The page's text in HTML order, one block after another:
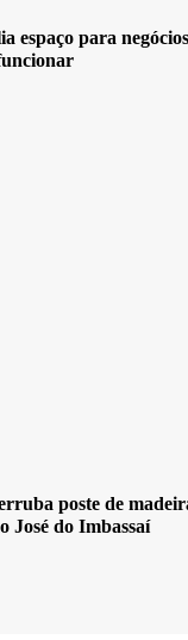
espaço para
poste de
José do Imbassaí